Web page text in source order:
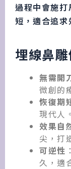
過程中會施
短，適合追求
埋線鼻雕
無需開
微創的
恢復期
現代人。
效果自
尖，打
可逆性
久，適